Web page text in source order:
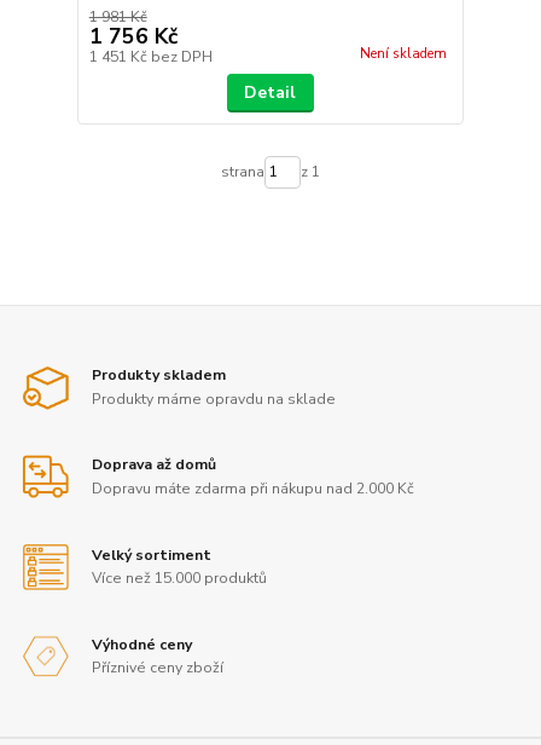
1 981 Kč
1 756 Kč
1 451 Kč bez DPH Není skladem
Detail
strana z 1
Produkty skladem
Produkty máme opravdu na sklade
Doprava až domů
Dopravu máte zdarma při nákupu nad 2.000 Kč
Velký sortiment
Více než 15.000 produktů
Výhodné ceny
Příznivé ceny zboží